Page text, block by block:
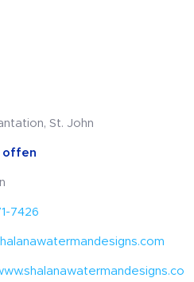
St. John
offen
7426